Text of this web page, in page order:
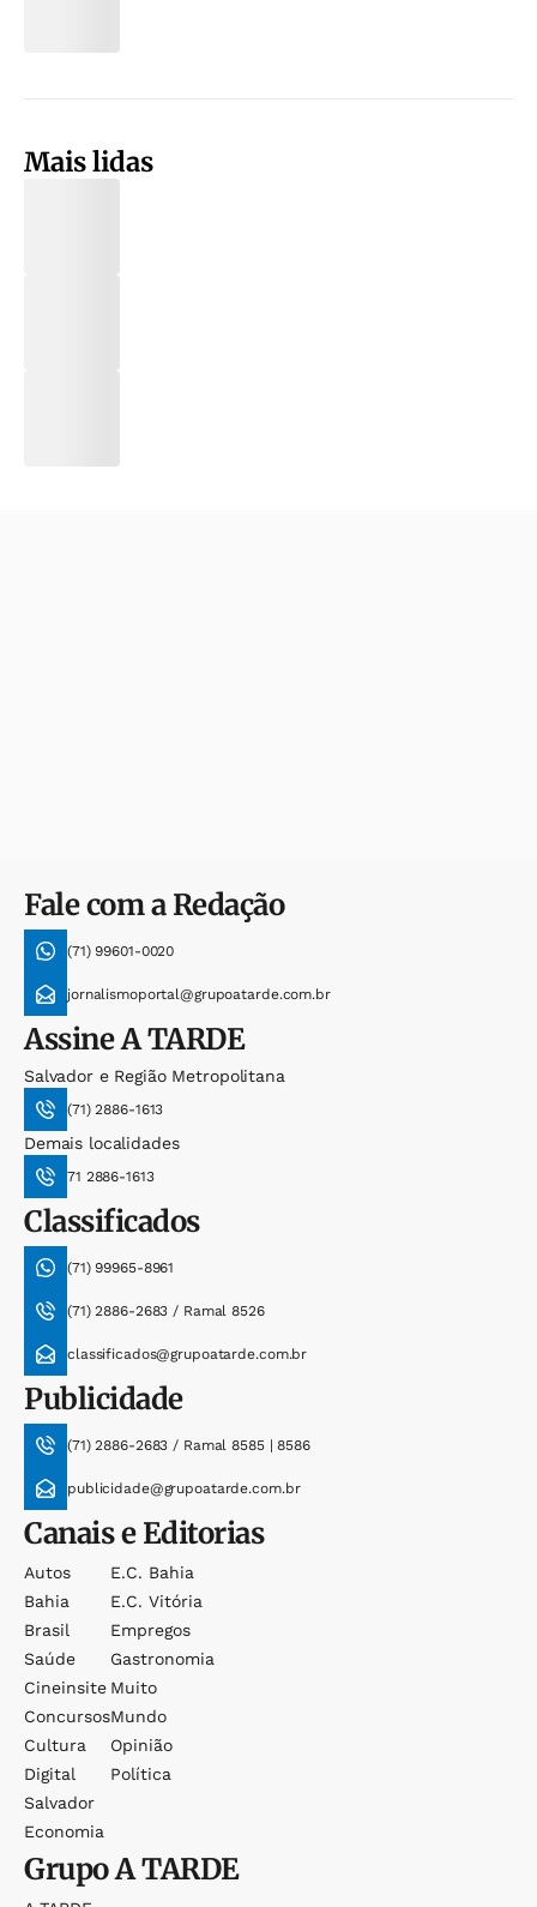
Mais lidas
Fale com a Redação
(71) 99601-0020
jornalismoportal@grupoatarde.com.br
AssineA TARDE
Salvador e Região Metropolitana
(71) 2886-1613
Demais localidades
71 2886-1613
Classificados
(71) 99965-8961
(71) 2886-2683 / Ramal 8526
classificados@grupoatarde.com.br
Publicidade
(71) 2886-2683 / Ramal 8585 | 8586
publicidade@grupoatarde.com.br
Canais e Editorias
Autos
Bahia
Brasil
Saúde
Cineinsite
Concursos
Cultura
Digital
Salvador
Economia
E.c. Bahia
E.c. Vitória
Empregos
Gastronomia
Muito
Mundo
Opinião
Política
GrupoA TARDE